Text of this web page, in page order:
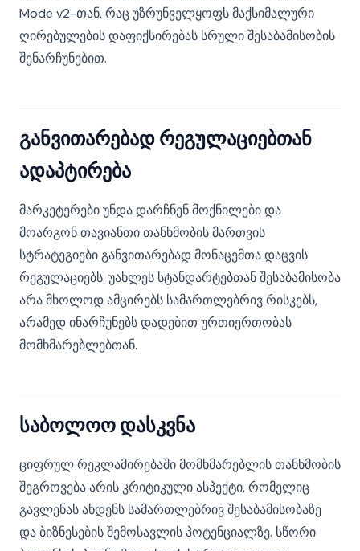
Mode v2-თან, რაც უზრუნველყოფს მაქსიმალური
ღირებულების დაფიქსირებას სრული შესაბამისობის
შენარჩუნებით.
განვითარებად რეგულაციებთან
ადაპტირება
მარკეტერები უნდა დარჩნენ მოქნილები და
მოარგონ თავიანთი თანხმობის მართვის
სტრატეგიები განვითარებად მონაცემთა დაცვის
რეგულაციებს. უახლეს სტანდარტებთან შესაბამისობა
არა მხოლოდ ამცირებს სამართლებრივ რისკებს,
არამედ ინარჩუნებს დადებით ურთიერთობას
მომხმარებლებთან.
საბოლოო დასკვნა
ციფრულ რეკლამირებაში მომხმარებლის თანხმობის
შეგროვება არის კრიტიკული ასპექტი, რომელიც
გავლენას ახდენს სამართლებრივ შესაბამისობაზე
და ბიზნესების შემოსავლის პოტენციალზე. სწორი